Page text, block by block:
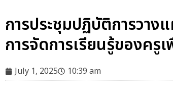
การประชุมปฏิบัติการวา
การจัดการเรียนรู้ของค
July 1, 2025 10:39 am